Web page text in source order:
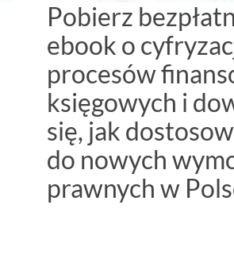
Pobierz
ebook o
procesów
księgowych i
się, jak
do nowych
prawnych w